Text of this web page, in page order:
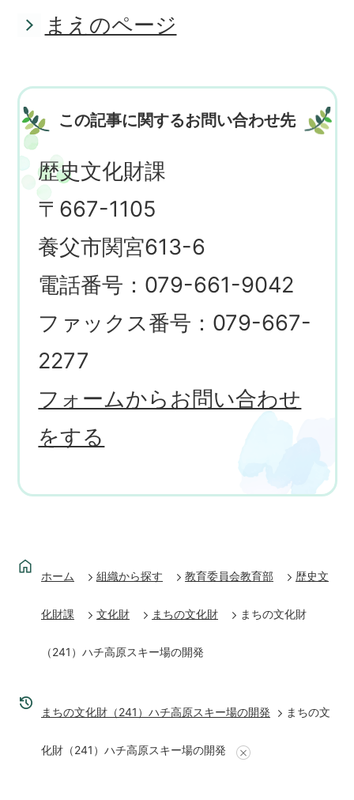
まえのページ
この記事に関するお問い合わせ先
歴史文化財課
〒667-1105
養父市関宮613-6
電話番号：079-661-9042
ファックス番号：079-667-
2277
フォームからお問い合わせ
をする
ホーム 組織から探す 教育委員会教育部 歴史文
化財課 文化財 まちの文化財 まちの文化財
（241）ハチ高原スキー場の開発
まちの文化財（241）ハチ高原スキー場の開発 まちの文
化財（241）ハチ高原スキー場の開発